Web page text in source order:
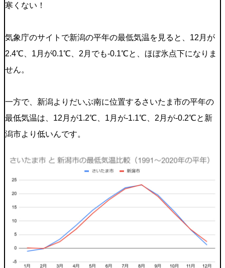
寒くない！
気象庁のサイトで新潟の平年の最低気温を見ると、12月が
2.4℃、1月が0.1℃、2月でも-0.1℃と、ほぼ氷点下になりま
せん。
一方で、新潟よりだいぶ南に位置するさいたま市の平年の
最低気温は、12月が1.2℃、1月が-1.1℃、2月が-0.2℃と新
潟市より低いんです。